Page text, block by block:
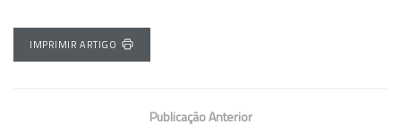
IMPRIMIR ARTIGO
Publicação Anterior